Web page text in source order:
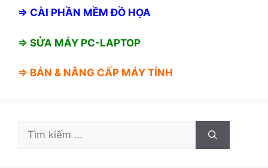
⇒ CÀI PHẦN MỀM ĐỒ HỌA
⇒ SỬA MÁY PC-LAPTOP
⇒ BÁN & NÂNG CẤP MÁY TÍNH
Tìm